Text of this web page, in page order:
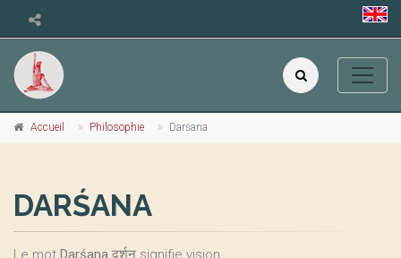
Accueil Philosophie Darśana
DARŚANA
Le mot Darśana दर्शन signifie vision.